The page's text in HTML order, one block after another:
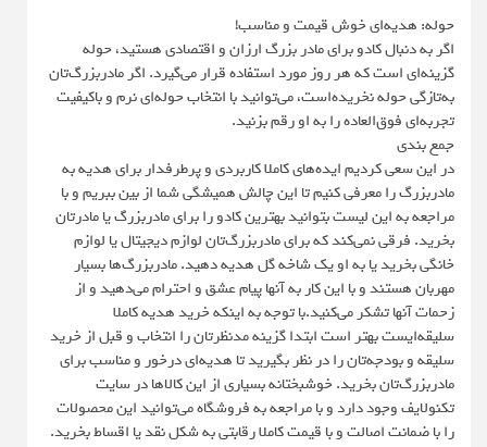
حوله: هدیه‌ای خوش قیمت و مناسب!
اگر به دنبال کادو برای مادر بزرگ ارزان و اقتصادی هستید، حوله
گزینه‌ای است که هر روز مورد استفاده قرار می‌گیرد. اگر مادربزرگ‌تان
به‌تازگی حوله نخریده‌است، می‌توانید با انتخاب حوله‌ای نرم و باکیفیت
تجربه‌ای فوق‌العاده را به او رقم بزنید.
جمع بندی
در این سعی کردیم ایده‌های کاملا کاربردی و پرطرفدار برای هدیه به
مادربزرگ را معرفی کنیم تا این چالش همیشگی شما از بین ببریم و با
مراجعه به این لیست بتوانید بهترین کادو را برای مادربزرگ یا مادرتان
بخرید. فرقی نمی‌کند که برای مادربزرگ‌تان لوازم دیجیتال یا لوازم
خانگی بخرید یا به او یک شاخه گل هدیه دهید. مادربزرگ‌ها بسیار
مهربان هستند و با این کار به آنها پیام عشق و احترام می‌دهید و از
زحمات آنها تشکر می‌کنید.با توجه به اینکه خرید هدیه کاملا
سلیقه‌ایست بهتر است ابتدا گزینه مدنظرتان را انتخاب و قبل از خرید
سلیقه و بودجه‌تان را در نظر بگیرید تا هدیه‌ای درخور و مناسب برای
مادربزرگ‌تان بخرید. خوشبختانه بسیاری از این کالاها در سایت
تکنولایف وجود دارد و با مراجعه به فروشگاه می‌توانید این محصولات
را با ضمانت اصالت و با قیمت کاملا رقابتی به شکل نقد یا اقساط بخرید.